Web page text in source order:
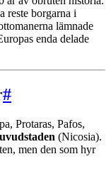
reste borgarna i
lämnade
enda delade
#
Protaras, Pafos,
(Nicosia).
men den som hyr